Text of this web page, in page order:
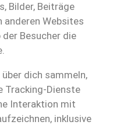
Bilder, Beiträge
anderen Websites
Besucher die
dich sammeln,
Tracking-Dienste
Interaktion mit
inklusive